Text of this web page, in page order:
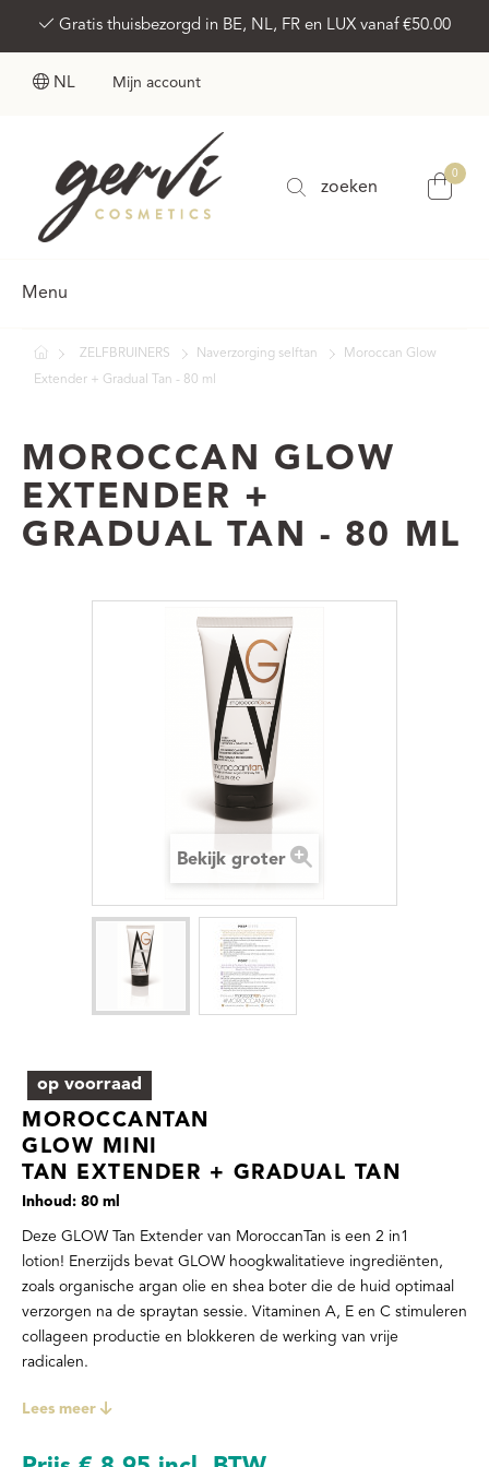
Gratis thuisbezorgd in BE, NL, FR en LUX vanaf €50.00
NL Mijn account
zoeken
0
Menu
ZELFBRUINERS Naverzorging selftan
Moroccan Glow
Extender + Gradual Tan - 80 ml
MOROCCAN GLOW
EXTENDER +
GRADUAL TAN - 80 ML
Bekijk groter
op voorraad
MOROCCANTAN
GLOW MINI
TAN EXTENDER + GRADUAL TAN
Inhoud: 80 ml
Deze GLOW Tan Extender van MoroccanTan is een 2 in1
lotion! Enerzijds bevat GLOW hoogkwalitatieve ingrediënten,
zoals organische argan olie en shea boter die de huid optimaal
verzorgen na de spraytan sessie. Vitaminen A, E en C stimuleren
collageen productie en blokkeren de werking van vrije
radicalen.
Lees meer